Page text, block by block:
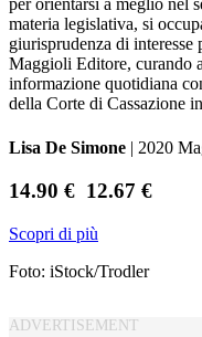
per orientarsi a meglio nel
materia legislativa, si
giurisprudenza di
Maggioli Editore, curando
informazione quotidiana
della Corte di Cassazione
Lisa De Simone | 2020
14.90 € 12.67 €
Scopri di più
Foto: iStock/Trodler